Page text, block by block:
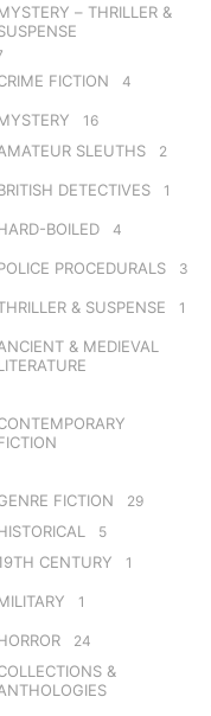
– THRILLER &
FICTION 4
16
SLEUTHS 2
DETECTIVES 1
BOILED 4
PROCEDURALS 3
& SUSPENSE 1
& MEDIEVAL
FICTION 29
5
CENTURY 1
1
24
&